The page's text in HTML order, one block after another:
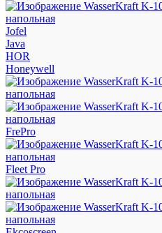
Jofel
Java
HOR
Honeywell
FrePro
Fleet Pro